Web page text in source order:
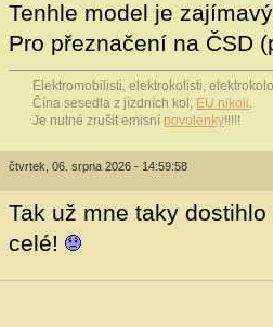
Tenhle model je
Pro přeznačení na ČSD
Elektromobilisti, elektrokolisti,
Čína sesedla z jízdních kol, EU nikoli.
Je nutné zrušit emisní povolenky!!!!!
čtvrtek, 06. srpna 2026 - 14:59:58
Tak už mne taky
celé!